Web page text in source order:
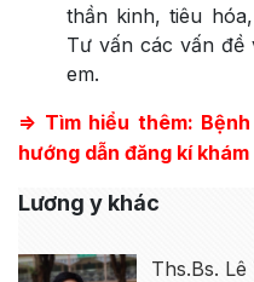
thần kinh, tiêu
Tư vấn các vấn
em.
=> Tìm hiểu thêm:
hướng dẫn đăng kí khám
Lương y khác
Ths.Bs.